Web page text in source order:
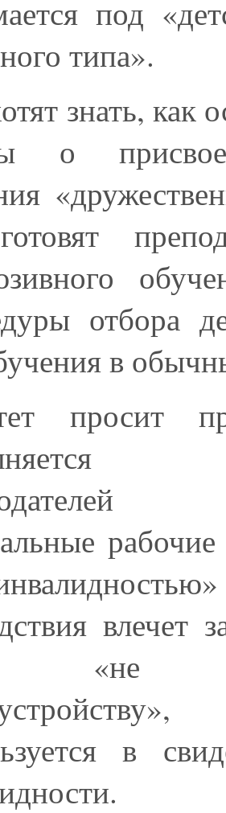
под
типа».
знать, как
о
отбора
в
просит
влечет
«не
в